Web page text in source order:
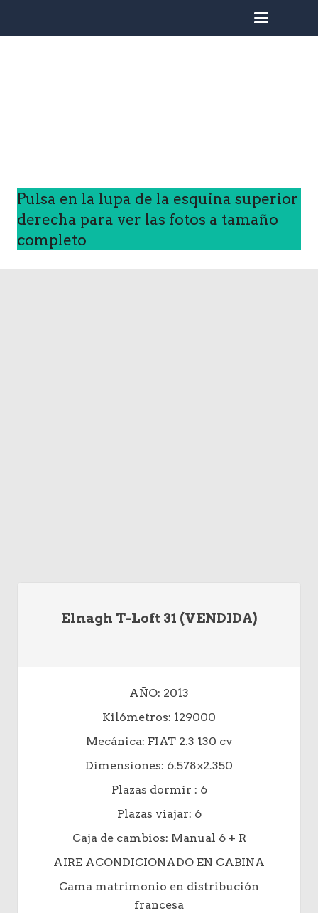
Pulsa en la lupa de la esquina superior
derecha para ver las fotos a tamaño
completo
Elnagh T-Loft 31 (VENDIDA)
AÑO: 2013
Kilómetros: 129000
Mecánica: FIAT 2.3 130 cv
Dimensiones: 6.578x2.350
Plazas dormir : 6
Plazas viajar: 6
Caja de cambios: Manual 6 + R
AIRE ACONDICIONADO EN CABINA
Cama matrimonio en distribución
francesa